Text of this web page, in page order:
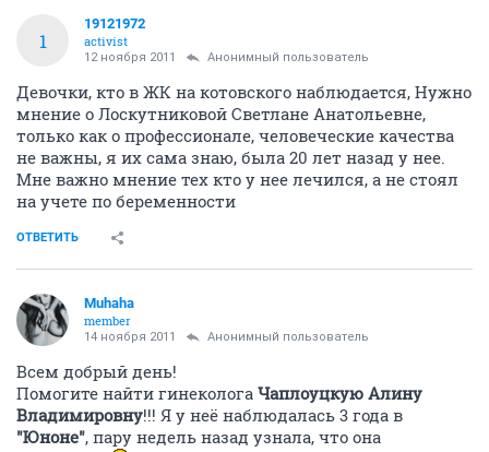
1
19121972
activist
12 ноября 2011 Анонимный пользователь
Девочки, кто в ЖК на котовского наблюдается, Нужно
мнение о Лоскутниковой Светлане Анатольевне,
только как о профессионале, человеческие качества
не важны, я их сама знаю, была 20 лет назад у нее.
Мне важно мнение тех кто у нее лечился, а не стоял
на учете по беременности
ОТВЕТИТЬ
Muhaha
member
14 ноября 2011 Анонимный пользователь
Всем добрый день!
Помогите найти гинеколога Чаплоуцкую Алину
Владимировну!!! Я у неё наблюдалась 3 года в
"Юноне", пару недель назад узнала, что она